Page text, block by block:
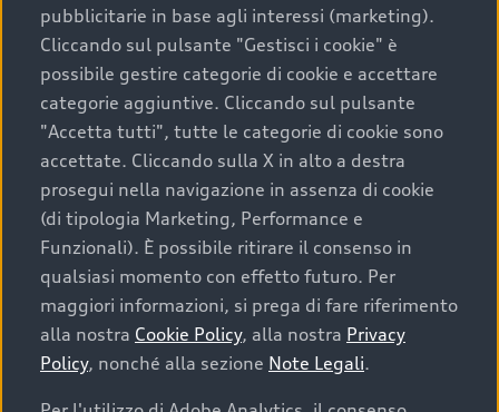
Scegliere un’auto usata è una decisione che coniuga
convenienza, affidabilità e sostenibilità. Per fare un
acquisto sicuro, è essenziale considerare aspetti
determinanti come la garanzia inclusa e l’affidabilità del
marchio. Audi offre l’auto usata perfetta tramite Audi
Prima Scelta :plus
Cosa sapere prima di
acquistare la tua prossima
auto
pubblicitarie in base agli interessi (marketing).
Cliccando sul pulsante "Gestisci i cookie" è
possibile gestire categorie di cookie e accettare
categorie aggiuntive. Cliccando sul pulsante
"Accetta tutti", tutte le categorie di cookie sono
accettate. Cliccando sulla X in alto a destra
prosegui nella navigazione in assenza di cookie
(di tipologia Marketing, Performance e
Funzionali). È possibile ritirare il consenso in
qualsiasi momento con effetto futuro. Per
maggiori informazioni, si prega di fare riferimento
alla nostra Cookie Policy, alla nostra Privacy
Policy, nonché alla sezione Note Legali.